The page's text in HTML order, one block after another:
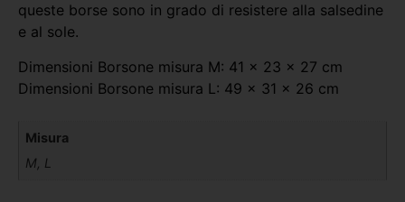
queste borse sono in grado di resistere alla salsedine
e al sole.
Dimensioni Borsone misura M: 41 x 23 x 27 cm
Dimensioni Borsone misura L: 49 x 31 x 26 cm
Misura
M, L